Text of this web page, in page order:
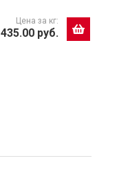
Цена за кг:
435.00 руб.